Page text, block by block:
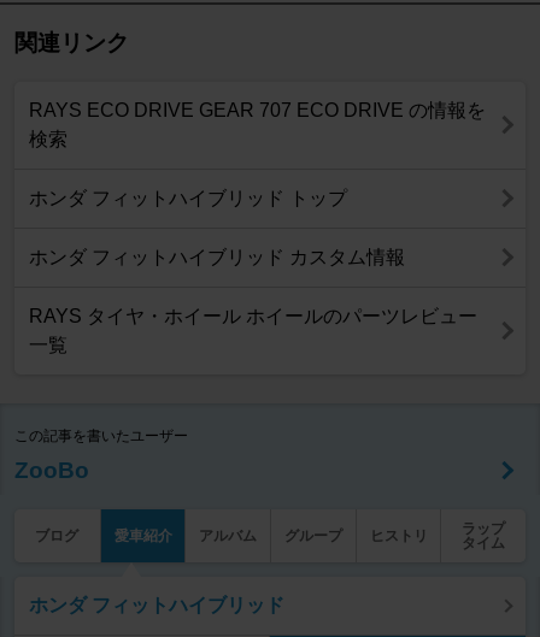
関連リンク
RAYS ECO DRIVE GEAR 707 ECO DRIVE の情報を
検索
ホンダ フィットハイブリッド トップ
ホンダ フィットハイブリッド カスタム情報
RAYS タイヤ・ホイール ホイールのパーツレビュー
一覧
この記事を書いたユーザー
ZooBo
ブログ 愛車紹介 アルバム グループ ヒストリ
ラップ
タイム
ホンダ フィットハイブリッド